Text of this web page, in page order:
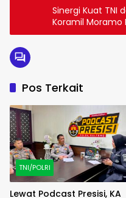
Sinergi Kuat TNI
Koramil Moramo
Pemangkasan
Pos Terkait
TNI/POLRI
Lewat Podcast Presisi, KA